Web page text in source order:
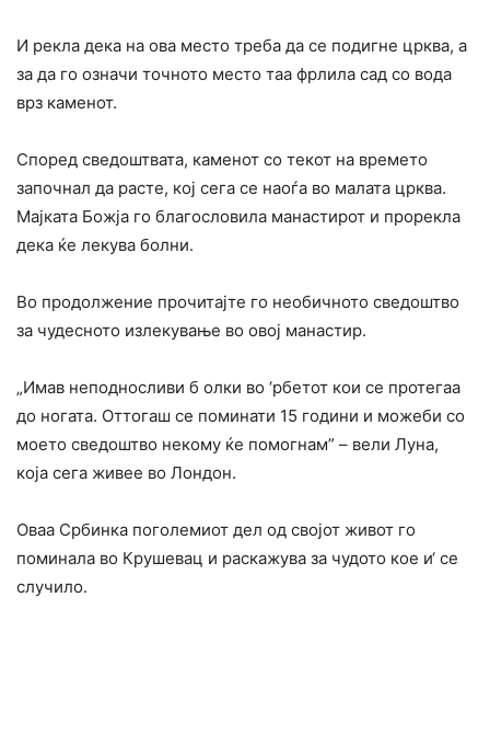
И рекла дека на ова место треба да се подигне црква, а
за да го означи точното место таа фрлила сад со вода
врз каменот.
Според сведоштвата, каменот со текот на времето
започнал да расте, кој сега се наоѓа во малата црква.
Мајката Божја го благословила манастирот и прорекла
дека ќе лекува болни.
Во продолжение прочитајте го необичното сведоштво
за чудесното излекување во овој манастир.
„Имав неподносливи б олки во ‘рбетот кои се протегаа
до ногата. Оттогаш се поминати 15 години и можеби со
моето сведоштво некому ќе помогнам” – вели Луна,
која сега живее во Лондон.
Оваа Србинка поголемиот дел од својот живот го
поминала во Крушевац и раскажува за чудото кое и‘ се
случило.